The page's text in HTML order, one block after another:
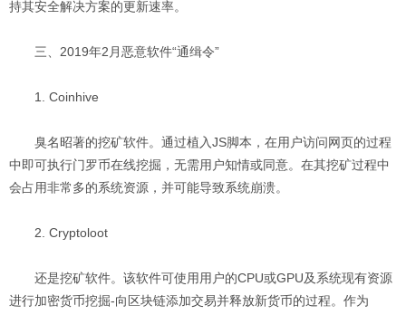
持其安全解决方案的更新速率。
三、2019年2月恶意软件“通缉令”
1. Coinhive
臭名昭著的挖矿软件。通过植入JS脚本，在用户访问网页的过程
中即可执行门罗币在线挖掘，无需用户知情或同意。在其挖矿过程中
会占用非常多的系统资源，并可能导致系统崩溃。
2. Cryptoloot
还是挖矿软件。该软件可使用用户的CPU或GPU及系统现有资源
进行加密货币挖掘-向区块链添加交易并释放新货币的过程。作为